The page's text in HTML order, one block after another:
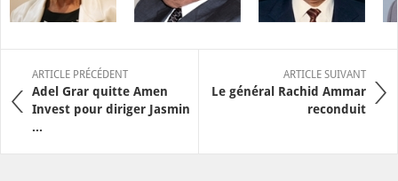
ARTICLE PRÉCÉDENT
Adel Grar quitte Amen
Invest pour diriger Jasmin
...
ARTICLE SUIVANT
Le général Rachid Ammar
reconduit